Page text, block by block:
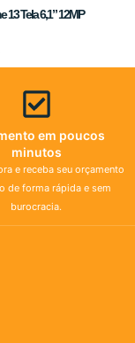
13 Tela 6,1” 12MP
em poucos
minutos
e receba seu orçamento
de forma rápida e sem
burocracia.